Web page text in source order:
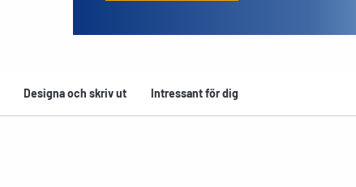
Designa och skriv ut Intressant för dig